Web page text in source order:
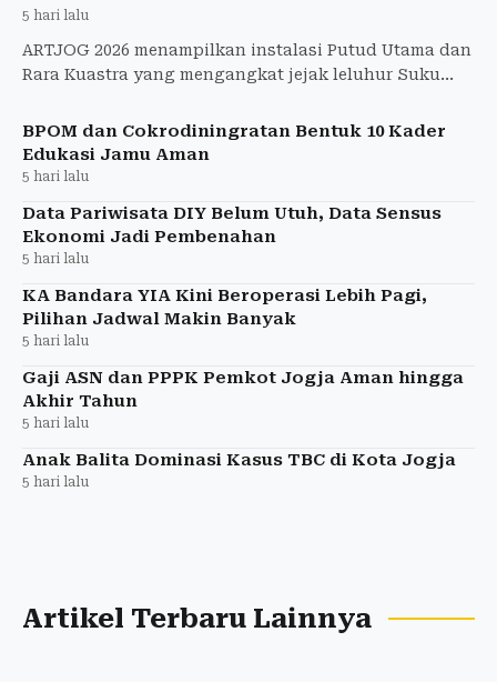
5 hari lalu
ARTJOG 2026 menampilkan instalasi Putud Utama dan
Rara Kuastra yang mengangkat jejak leluhur Suku
BPOM dan Cokrodiningratan Bentuk 10 Kader
Edukasi Jamu Aman
5 hari lalu
Data Pariwisata DIY Belum Utuh, Data Sensus
Ekonomi Jadi Pembenahan
5 hari lalu
KA Bandara YIA Kini Beroperasi Lebih Pagi,
Pilihan Jadwal Makin Banyak
5 hari lalu
Gaji ASN dan PPPK Pemkot Jogja Aman hingga
Akhir Tahun
5 hari lalu
Anak Balita Dominasi Kasus TBC di Kota Jogja
5 hari lalu
Artikel Terbaru Lainnya